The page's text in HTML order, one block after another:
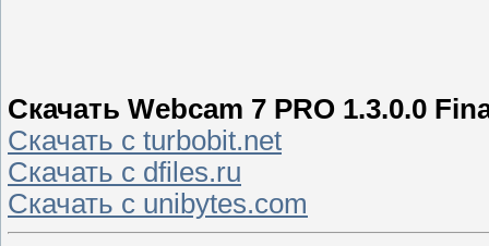
Скачать Webcam 7 PRO 1.3.0.0
Скачать с turbobit.net
Скачать с dfiles.ru
Скачать с unibytes.com